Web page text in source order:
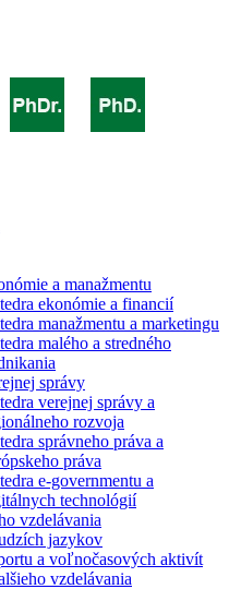
a manažmentu
ekonómie a financií
manažmentu a marketingu
malého a stredného
správy
verejnej správy a
rozvoja
správneho práva a
práva
e-governmentu a
technológií
vzdelávania
jazykov
a voľnočasových aktivít
vzdelávania